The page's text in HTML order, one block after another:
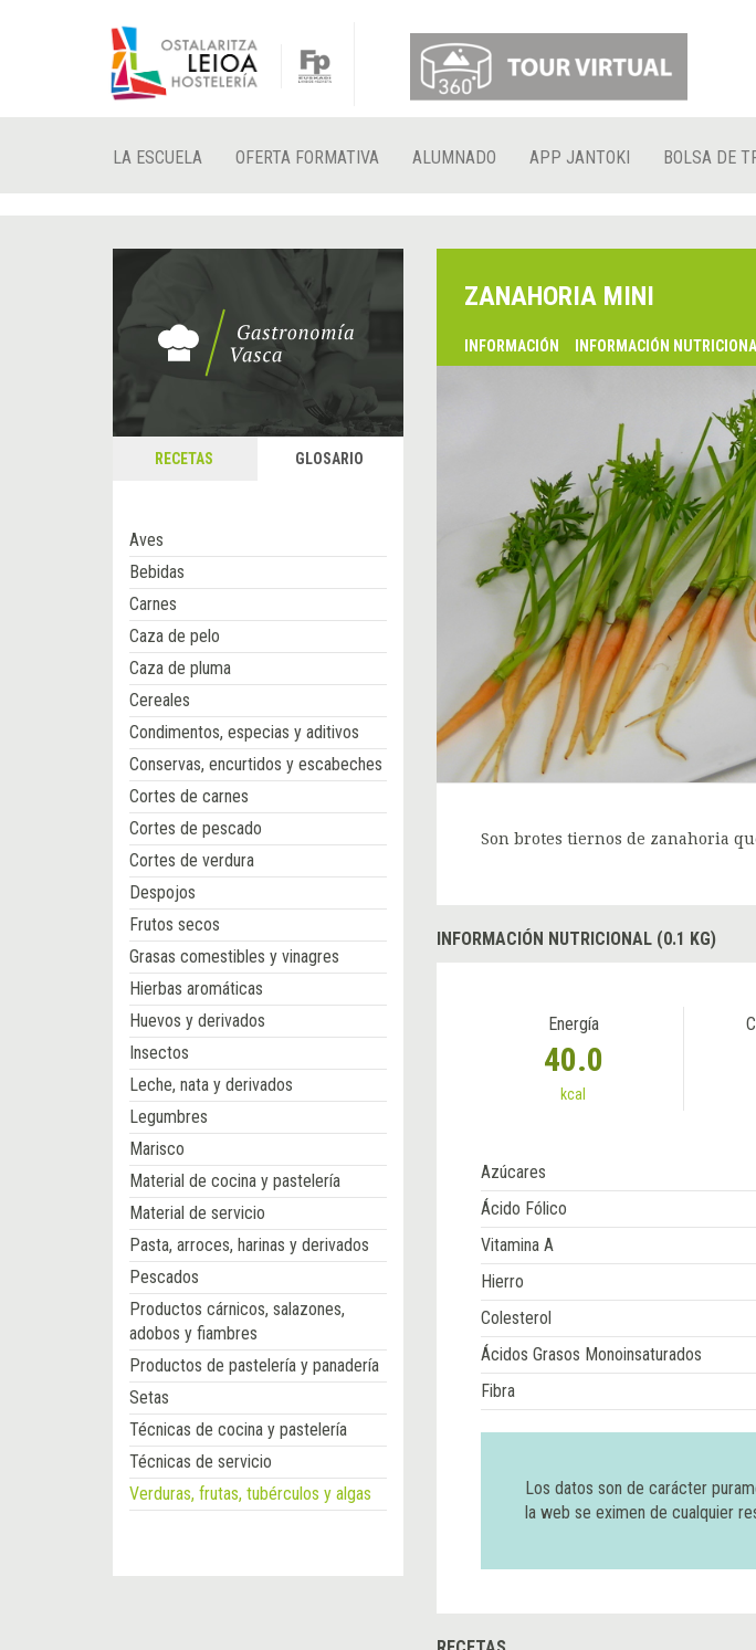
LA ESCUELA OFERTA FORMATIVA ALUMNADO APP JANTOKI BOLSA DE
RECETAS GLOSARIO
Aves
Bebidas
Carnes
Caza de pelo
Caza de pluma
Cereales
Condimentos, especias y aditivos
Conservas, encurtidos y escabeches
Cortes de carnes
Cortes de pescado
Cortes de verdura
Despojos
Frutos secos
Grasas comestibles y vinagres
Hierbas aromáticas
Huevos y derivados
Insectos
Leche, nata y derivados
Legumbres
Marisco
Material de cocina y pastelería
Material de servicio
Pasta, arroces, harinas y derivados
Pescados
Productos cárnicos, salazones,
adobos y fiambres
Productos de pastelería y panadería
Setas
Técnicas de cocina y pastelería
Técnicas de servicio
Verduras, frutas, tubérculos y algas
ZANAHORIA MINI
INFORMACIÓN INFORMACIÓN
Son brotes tiernos de zanahoria
INFORMACIÓN NUTRICIONAL (0.1 KG)
Energía
40.0
kcal
Azúcares
Ácido Fólico
Vitamina A
Hierro
Colesterol
Ácidos Grasos Monoinsaturados
Fibra
Los datos son de carácter
la web se eximen de cualquier